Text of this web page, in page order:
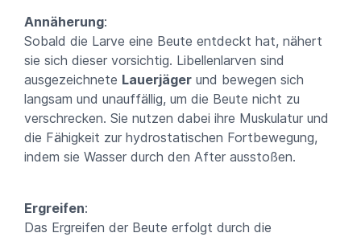
Annäherung:
Sobald die Larve eine Beute entdeckt hat, nähert
sie sich dieser vorsichtig. Libellenlarven sind
ausgezeichnete Lauerjäger und bewegen sich
langsam und unauffällig, um die Beute nicht zu
verschrecken. Sie nutzen dabei ihre Muskulatur und
die Fähigkeit zur hydrostatischen Fortbewegung,
indem sie Wasser durch den After ausstoßen.
Ergreifen:
Das Ergreifen der Beute erfolgt durch die